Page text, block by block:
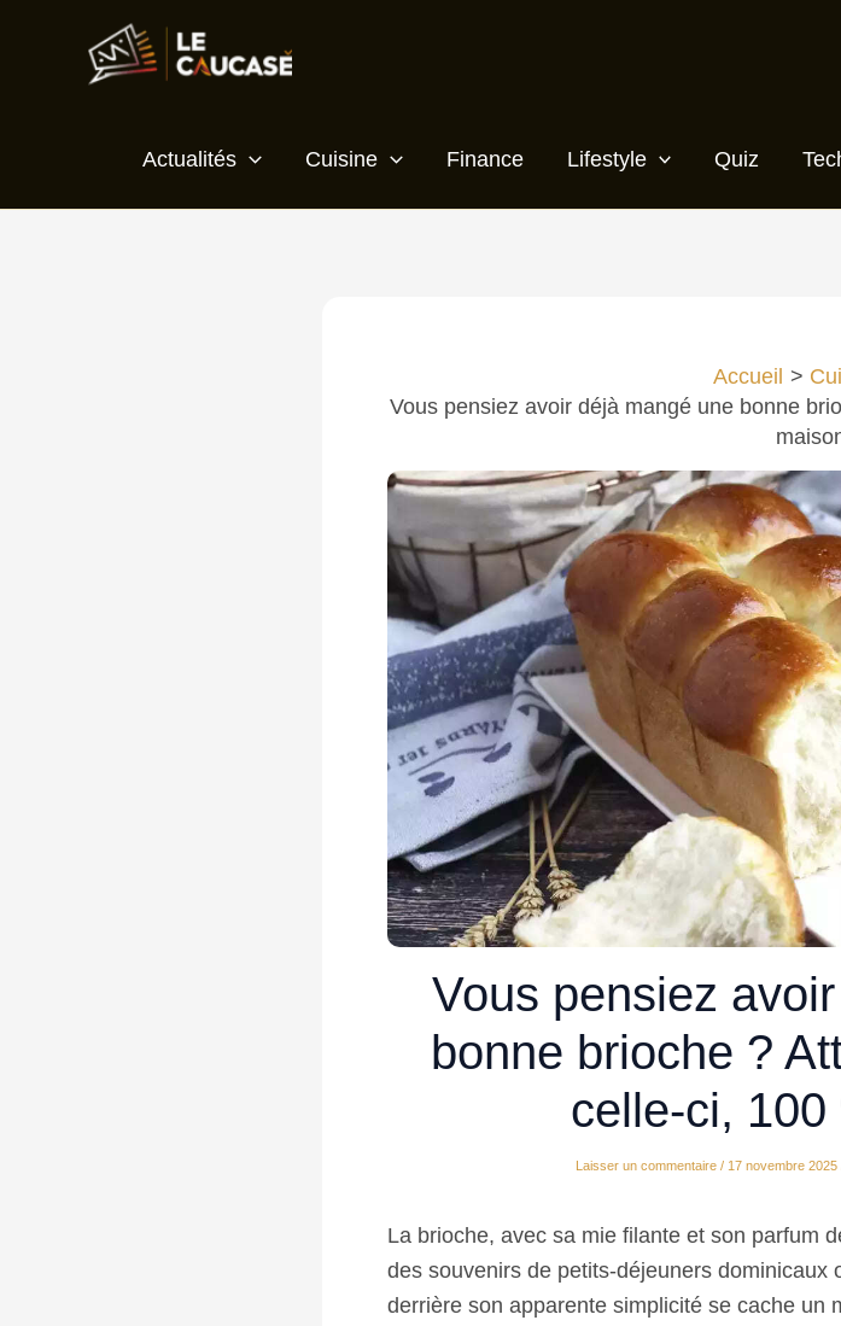
Actualités Cuisine Finance Lifestyle Quiz
Accueil
Vous pensiez avoir déjà mangé une bonne
Vous pensiez
bonne brioche ?
celle-ci,
Laisser un commentaire / 17 novembre 2025
La brioche, avec sa mie filante et son parfum
des souvenirs de petits-déjeuners dominicaux
derrière son apparente simplicité se cache un